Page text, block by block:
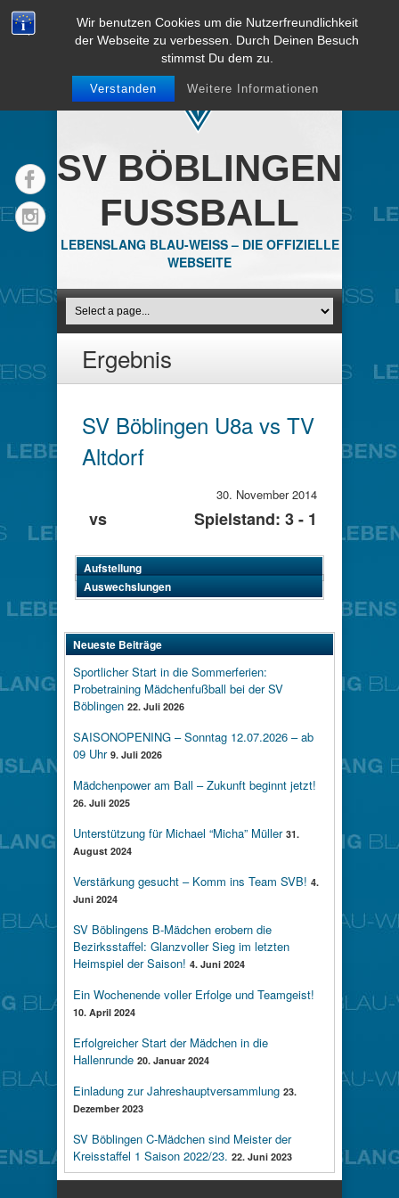
Wir benutzen Cookies um die Nutzerfreundlichkeit
der Webseite zu verbessen. Durch Deinen Besuch
stimmst Du dem zu.
Verstanden Weitere Informationen
SV BÖBLINGEN
FUSSBALL
LEBENSLANG BLAU-WEISS – DIE OFFIZIELLE
WEBSEITE
Ergebnis
SV Böblingen U8a vs TV
Altdorf
vs
30. November 2014
Spielstand: 3 - 1
Aufstellung
Auswechslungen
Neueste Beiträge
Sportlicher Start in die Sommerferien:
Probetraining Mädchenfußball bei der SV
Böblingen 22. Juli 2026
SAISONOPENING – Sonntag 12.07.2026 – ab
09 Uhr 9. Juli 2026
Mädchenpower am Ball – Zukunft beginnt jetzt!
26. Juli 2025
Unterstützung für Michael “Micha” Müller 31.
August 2024
Verstärkung gesucht – Komm ins Team SVB! 4.
Juni 2024
SV Böblingens B-Mädchen erobern die
Bezirksstaffel: Glanzvoller Sieg im letzten
Heimspiel der Saison! 4. Juni 2024
Ein Wochenende voller Erfolge und Teamgeist!
10. April 2024
Erfolgreicher Start der Mädchen in die
Hallenrunde 20. Januar 2024
Einladung zur Jahreshauptversammlung 23.
Dezember 2023
SV Böblingen C-Mädchen sind Meister der
Kreisstaffel 1 Saison 2022/23. 22. Juni 2023